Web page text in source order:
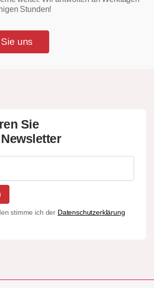
Stunden!
uns
Sie
stimme ich der Datenschutzerklärung